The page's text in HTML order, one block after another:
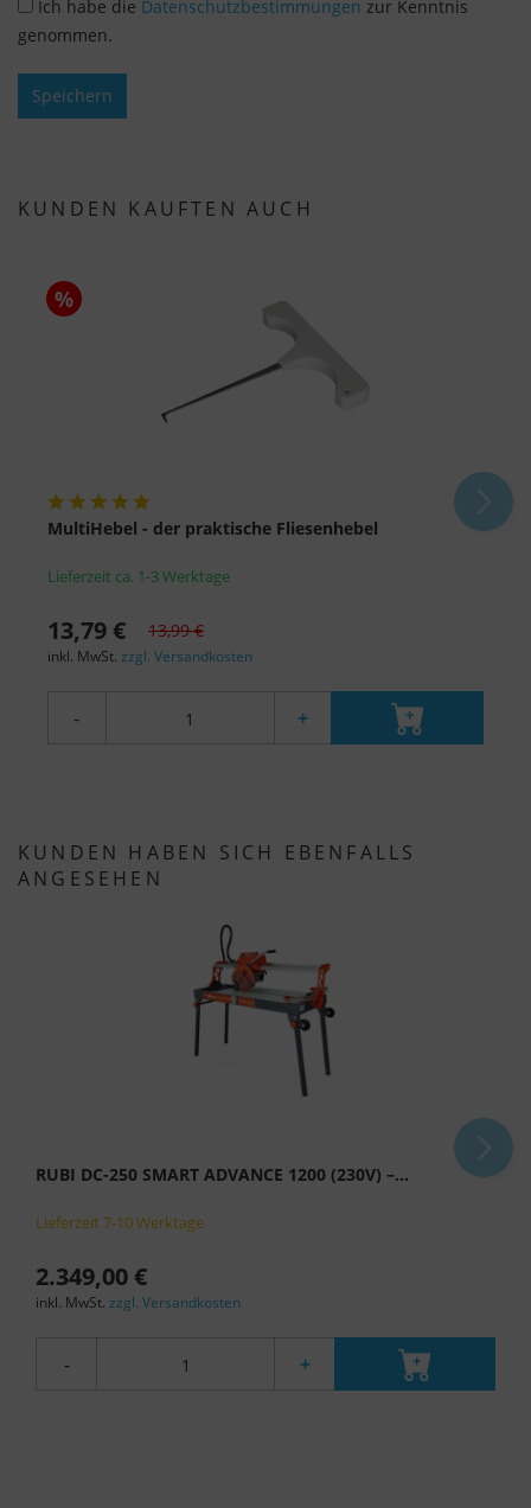
Ich habe die Datenschutzbestimmungen zur Kenntnis
genommen.
Speichern
KUNDEN KAUFTEN AUCH
%
MultiHebel - der praktische Fliesenhebel
Lieferzeit ca. 1-3 Werktage
13,79 € 13,99 €
inkl. MwSt. zzgl. Versandkosten
- +
KUNDEN HABEN SICH EBENFALLS
ANGESEHEN
RUBI DC-250 SMART ADVANCE 1200 (230V) –...
Lieferzeit 7-10 Werktage
2.349,00 €
inkl. MwSt. zzgl. Versandkosten
- +
"Nur essenzielle Cookies akzeptieren" klicken,
findet die oben beschriebene Übertragung nicht
statt.